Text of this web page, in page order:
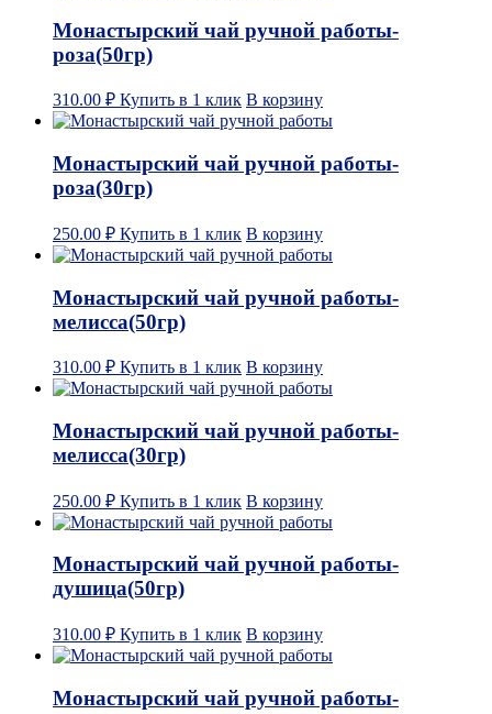
Монастырский чай ручной работы-
роза(50гр)
310.00 ₽ Купить в 1 клик В корзину
Монастырский чай ручной работы-
роза(30гр)
250.00 ₽ Купить в 1 клик В корзину
Монастырский чай ручной работы-
мелисса(50гр)
310.00 ₽ Купить в 1 клик В корзину
Монастырский чай ручной работы-
мелисса(30гр)
250.00 ₽ Купить в 1 клик В корзину
Монастырский чай ручной работы-
душица(50гр)
310.00 ₽ Купить в 1 клик В корзину
Монастырский чай ручной работы-